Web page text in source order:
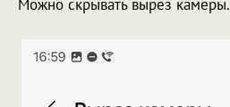
Можно скрывать вырез камеры.